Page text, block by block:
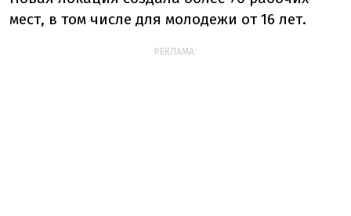
мест, в том числе для молодежи от 16 лет.
РЕКЛАМА: